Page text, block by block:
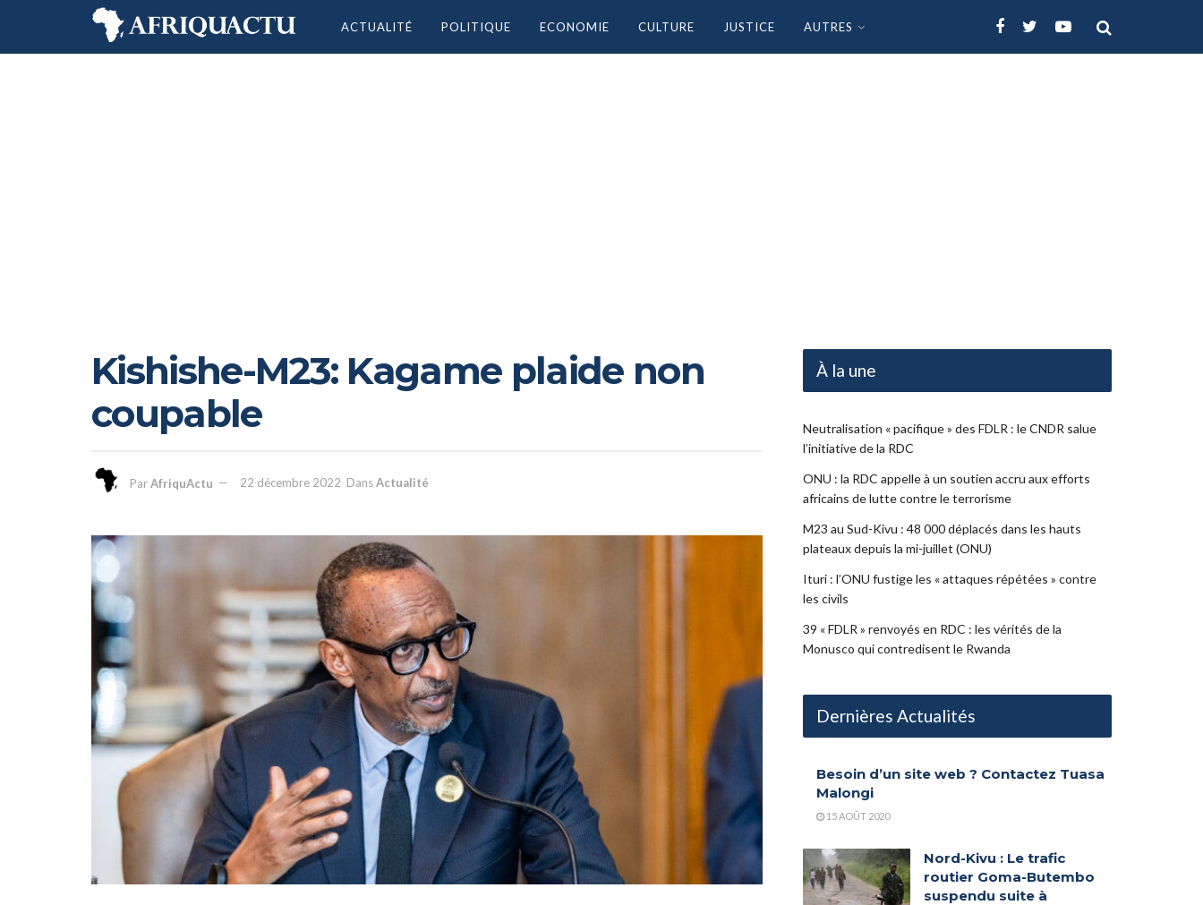
ACTUALITÉ POLITIQUE ECONOMIE CULTURE JUSTICE AUTRES
Kishishe-M23: Kagame plaide non
coupable
ParAfriquActu 22 décembre 2022 DansActualité
À la une
Neutralisation « pacifique » des FDLR : le CNDR salue
l’initiative de la RDC
ONU : la RDC appelle à un soutien accru aux efforts
africains de lutte contre le terrorisme
M23 au Sud-Kivu : 48 000 déplacés dans les hauts
plateaux depuis la mi-juillet (ONU)
Ituri : l’ONU fustige les « attaques répétées » contre
les civils
39 « FDLR » renvoyés en RDC : les vérités de la
Monusco qui contredisent le Rwanda
Dernières Actualités
Besoin d’un site web ? Contactez Tuasa
Malongi
15 AOÛT 2020
Nord-Kivu : Le trafic
routier Goma-Butembo
suspendu suite à